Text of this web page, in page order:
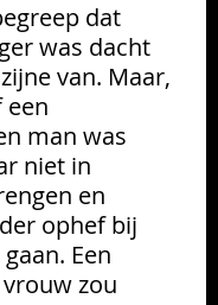
dat
was dacht
van. Maar,
een
man was
niet in
en
ophef bij
Een
zou